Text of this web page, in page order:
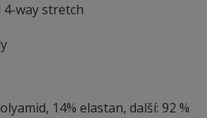
way stretch
14% elastan, další: 92 %